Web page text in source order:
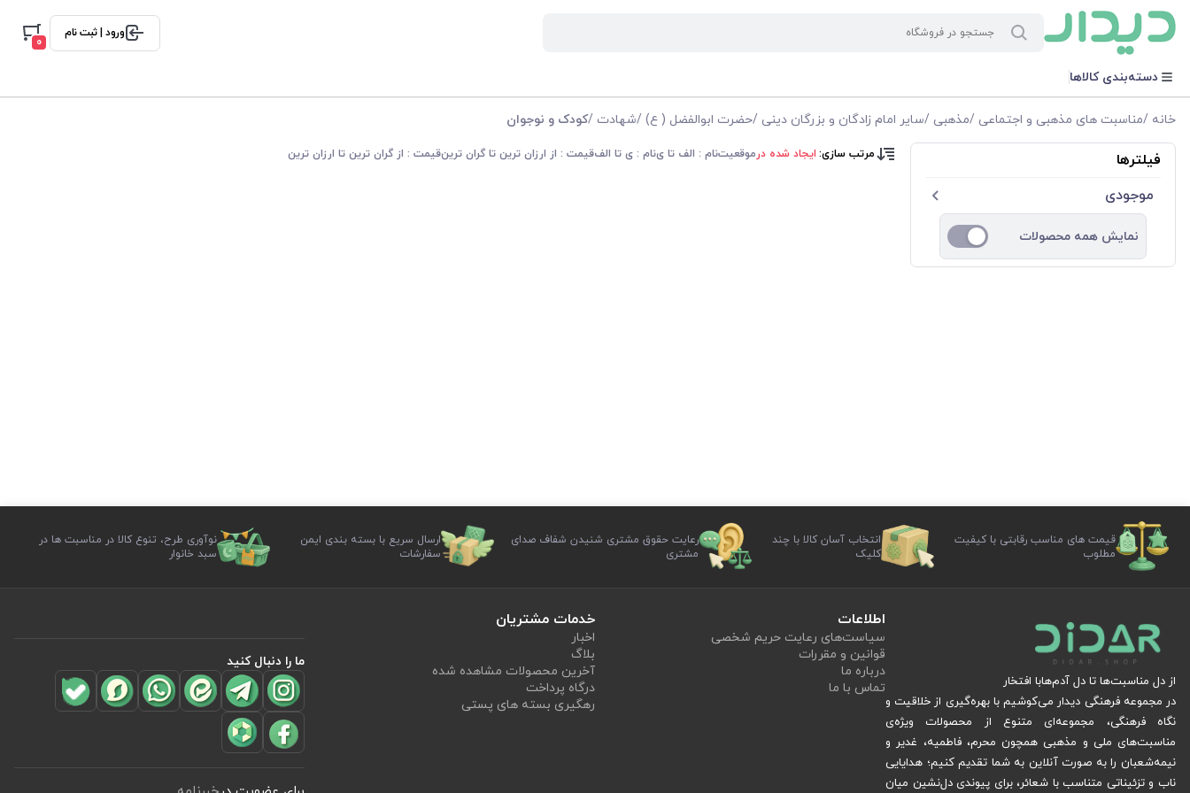
ورود | ثبت نام
0
دسته‌بندی کالاها
خانه /مناسبت های مذهبی و اجتماعی /مذهبی /سایر امام زادگان و بزرگان دینی /حضرت ابوالفضل ( ع) /شهادت /کودک و نوجوان
فیلترها
موجودی
نمایش همه محصولات
مرتب سازی: ایجاد شده درموقعیتنام : الف تا ینام : ی تا الفقیمت : از ارزان ترین تا گران ترینقیمت : از گران ترین تا ارزان ترین
قیمت های مناسب رقابتی با کیفیت
مطلوب
انتخاب آسان کالا با چند
کلیک
رعایت حقوق مشتری شنیدن شفاف صدای
مشتری
ارسال سریع با بسته بندی ایمن
سفارشات
نوآوری طرح، تنوع کالا در مناسبت ها در
سبد خانوار
از دل مناسبت‌ها تا دل آدم‌هابا افتخار
در مجموعه فرهنگی دیدار می‌کوشیم با بهره‌گیری از خلاقیت و
نگاه فرهنگی، مجموعه‌ای متنوع از محصولات ویژه‌ی
مناسبت‌های ملی و مذهبی همچون محرم، فاطمیه، غدیر و
نیمه‌شعبان را به صورت آنلاین به شما تقدیم کنیم؛ هدایایی
ناب و تزئیناتی متناسب با شعائر، برای پیوندی دل‌نشین میان
اطلاعات
سیاست‏‌های رعایت حریم شخصی
قوانین و مقررات
درباره ما
تماس با ما
خدمات مشتریان
اخبار
بلاگ
آخرین محصولات مشاهده شده
درگاه پرداخت
رهگیری بسته های پستی
ما را دنبال کنید